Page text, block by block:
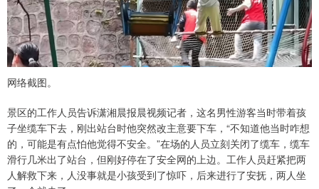
网络截图。
景区的工作人员告诉潇湘晨报晨视频记者，这名男性游客当时带着孩
子坐缆车下去，刚出站台时他突然改主意要下车，“不知道他当时咋想
的，可能是有点怕他觉得不安全。”在场的人员立刻关闭了缆车，缆车
滑行几米出了站台，但刚好停在了安全网的上边。工作人员赶紧把两
人解救下来，人没事就是小孩受到了惊吓，后来进行了安抚，两人坐